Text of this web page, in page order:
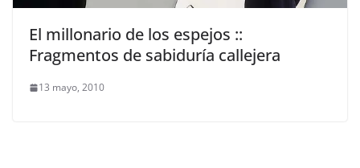
El millonario de los espejos ::
Fragmentos de sabiduría callejera
13 mayo, 2010